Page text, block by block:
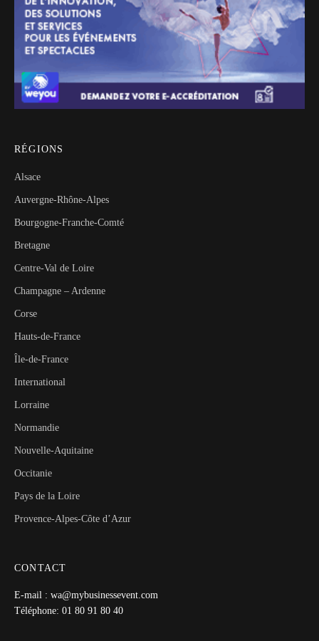
RÉGIONS
Alsace
Auvergne-Rhône-Alpes
Bourgogne-Franche-Comté
Bretagne
Centre-Val de Loire
Champagne – Ardenne
Corse
Hauts-de-France
Île-de-France
International
Lorraine
Normandie
Nouvelle-Aquitaine
Occitanie
Pays de la Loire
Provence-Alpes-Côte d’Azur
CONTACT
E-mail : wa@mybusinessevent.com
Téléphone: 01 80 91 80 40